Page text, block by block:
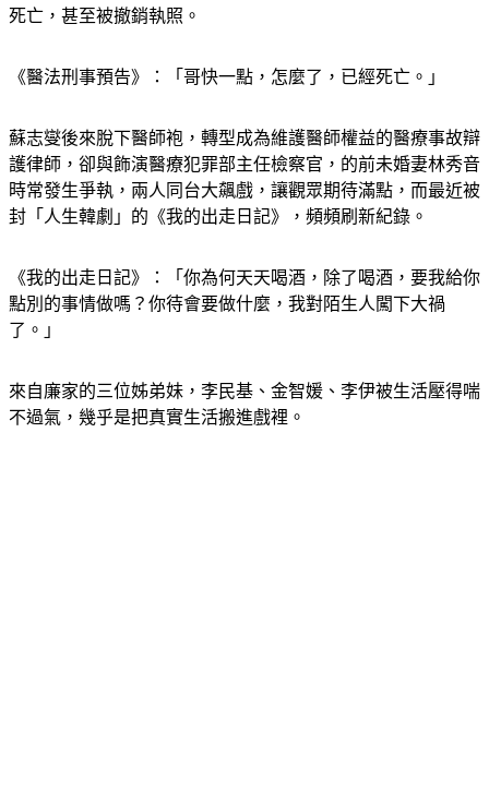
護律師，卻與飾演醫療犯罪部主任檢察官，的前未婚妻林秀音
時常發生爭執，兩人同台大飆戲，讓觀眾期待滿點，而最近被
封「人生韓劇」的《我的出走日記》，頻頻刷新紀錄。
點別的事情做嗎？你待會要做什麼，我對陌生人闖下大禍
了。」
不過氣，幾乎是把真實生活搬進戲裡。